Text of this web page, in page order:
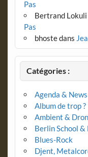
Pas
Bertrand Lokuli
Pas
bhostedans
Catégories :
Agenda & News
Album de trop ?
Ambient &
Berlin School
Blues-Rock
Djent,